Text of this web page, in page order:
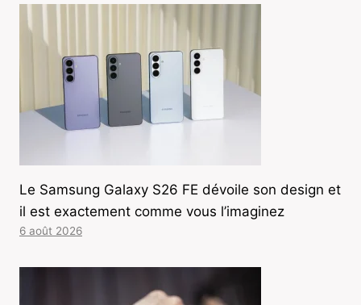
Le Samsung Galaxy S26 FE dévoile son design et
il est exactement comme vous l’imaginez
6 août 2026